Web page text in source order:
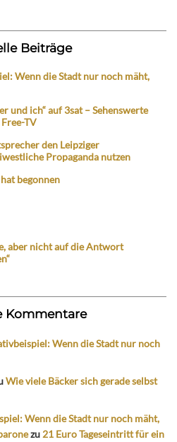
Beiträge
Wenn die Stadt nur noch mäht,
und ich“ auf 3sat – Sehenswerte
TV
den Leipziger
Propaganda nutzen
begonnen
aber nicht auf die Antwort
Kommentare
Wenn die Stadt nur noch
Wie viele Bäcker sich gerade selbst
Wenn die Stadt nur noch mäht,
zu 21 Euro Tageseintritt für ein